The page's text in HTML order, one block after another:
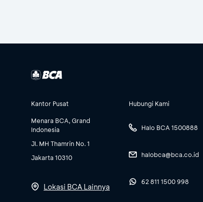
Kantor Pusat
Menara BCA, Grand
Indonesia
Jl. MH Thamrin No. 1
Jakarta 10310
Lokasi BCA Lainnya
Hubungi Kami
Halo BCA 1500888
halobca@bca.co.id
62 811 1500 998